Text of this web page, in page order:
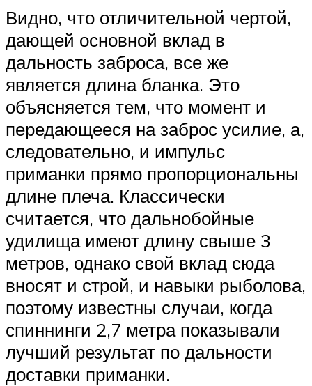
Видно, что отличительной чертой,
дающей основной вклад в
дальность заброса, все же
является длина бланка. Это
объясняется тем, что момент и
передающееся на заброс усилие, а,
следовательно, и импульс
приманки прямо пропорциональны
длине плеча. Классически
считается, что дальнобойные
удилища имеют длину свыше 3
метров, однако свой вклад сюда
вносят и строй, и навыки рыболова,
поэтому известны случаи, когда
спиннинги 2,7 метра показывали
лучший результат по дальности
доставки приманки.